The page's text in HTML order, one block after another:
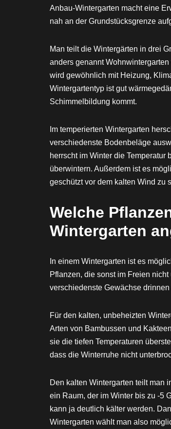
Anbau-Wintergarten macht eine
nah an der Grundstücksgrenze
Man teilt die Wintergärten in drei
anders genannt
wird gewöhnlich mit Heizung,
Wintergartentyp ist gut
Schimmelbildung kommt.
Im temperierten Wintergarten
verschiedenste Bodenbeläge
herrscht im Winter die
überwintern. Außerdem ist es
geschützt vor dem kalten Wind zu
Welche
Wintergarten
In einem Wintergarten ist es
Pflanzen, die sonst im Freien
verschiedenste Gewächse
Für den kalten, unbeheizten
Arten von Bambussen und
sie die tiefen Temperaturen
dass die Winterruhe nicht
Den kalten Wintergarten teilt man
ein Raum, der im Winter bis zu -5
kann ja deutlich kälter werden.
Wintergarten wählt man also